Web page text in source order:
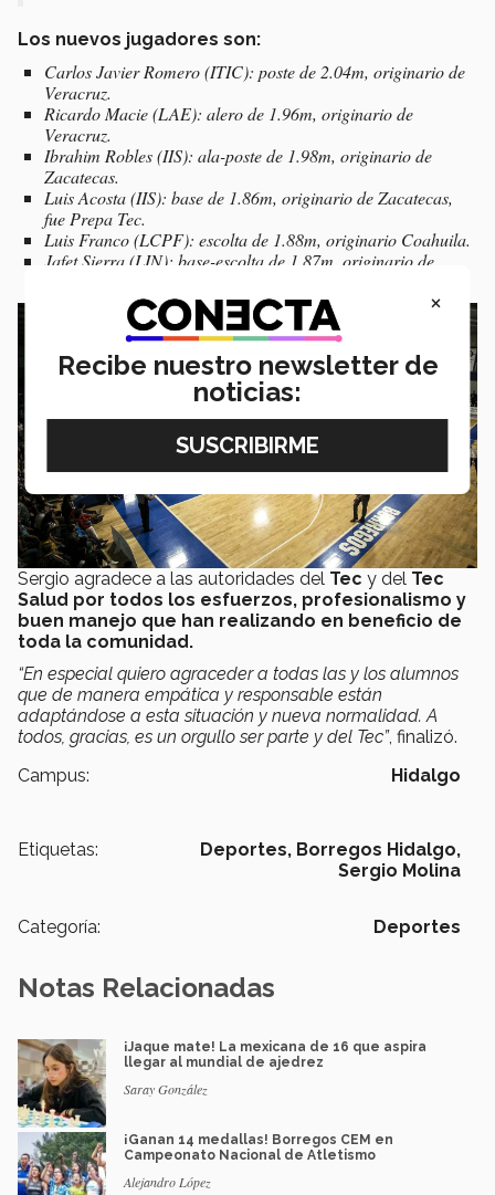
Los nuevos jugadores son:
Carlos Javier Romero (ITIC): poste de 2.04m, originario de
Veracruz.
Ricardo Macie (LAE): alero de 1.96m, originario de
Veracruz.
Ibrahim Robles (IIS): ala-poste de 1.98m, originario de
Zacatecas.
Luis Acosta (IIS): base de 1.86m, originario de Zacatecas,
fue Prepa Tec.
Luis Franco (LCPF): escolta de 1.88m, originario Coahuila.
Jafet Sierra (LIN): base-escolta de 1.87m, originario de
Sergio agradece a las autoridades del Tec y del Tec
Salud por todos los esfuerzos, profesionalismo y
buen manejo que han realizando en beneficio de
toda la comunidad.
“En especial quiero agraceder a todas las y los alumnos
que de manera empática y responsable están
adaptándose a esta situación y nueva normalidad. A
todos, gracias, es un orgullo ser parte y del Tec”, finalizó.
Campus:
Hidalgo
Etiquetas: Deportes, Borregos Hidalgo,
Sergio Molina
Categoría: Deportes
Notas Relacionadas
¡Jaque mate! La mexicana de 16 que aspira
llegar al mundial de ajedrez
Saray González
¡Ganan 14 medallas! Borregos CEM en
Campeonato Nacional de Atletismo
Alejandro López
×
Recibe nuestro newsletter de
noticias: